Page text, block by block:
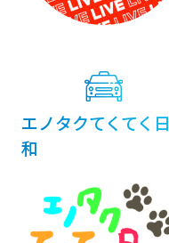
エノタクてくてく日
和